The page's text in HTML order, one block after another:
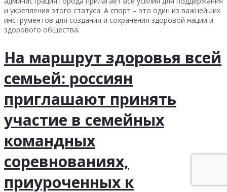
и укрепления этого статуса. А спорт – это один из важнейших
инструментов для создания и сохранения здоровой нации и
здорового общества.
На маршрут здоровья всей
семьей: россиян
приглашают принять
участие в семейных
командных
соревнованиях,
приуроченных к